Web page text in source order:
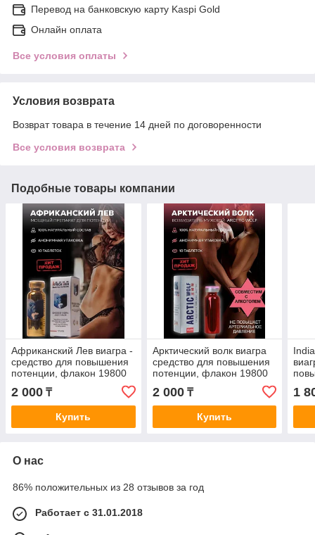
Перевод на банковскую карту Kaspi Gold
Онлайн оплата
Все условия оплаты
Условия возврата
Возврат товара в течение 14 дней по договоренности
Все условия возврата
Подобные товары компании
Африканский Лев виагра -
средство для повышения
потенции, флакон 19800
мг*10 таблеток
2 000 ₸
Купить
Арктический волк виагра
средство для повышения
потенции, флакон 19800
мг*10 таблеток.
2 000₸
Купить
1
О нас
86% положительных из 28 отзывов за год
Работает с 31.01.2018